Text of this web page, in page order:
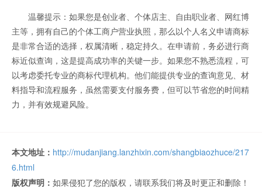
温馨提示：如果您是创业者、个体店主、自由职业者、网红博
主等，拥有自己的个体工商户营业执照，那么以个人名义申请商标
是非常合适的选择，权属清晰，稳定持久。在申请前，务必进行商
标近似查询，这是提高成功率的关键一步。如果您不熟悉流程，可
以考虑委托专业的商标代理机构。他们能提供专业的查询意见、材
料指导和流程服务，虽然需要支付服务费，但可以节省您的时间精
力，并有效规避风险。
本文地址： http://mudanjiang.lanzhixin.com/shangbiaozhuce/217
6.html
版权声明： 如果侵犯了您的版权，请联系我们将及时更正和删除！